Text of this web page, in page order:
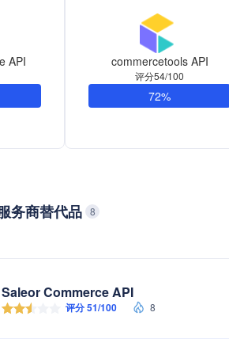
API commercetools API
评分54/100
72%
务商替代品 8
Saleor Commerce API
评分 51/100 8